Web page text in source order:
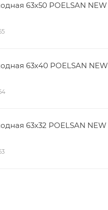
63x50 POELSAN NEW
63x40 POELSAN NEW
63x32 POELSAN NEW